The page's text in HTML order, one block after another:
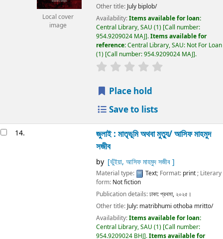
Local cover
image
Other title: July biplob/
Availability:Items available for loan:
Central Library, SAU (1) Call number:
954.9209024 MAJ .Items available for
reference:Central Library, SAU: Not For Loan
(1) Call number:954.9209024 MAJ .
Place hold
Save to lists
14. জুলাই : মাতৃভূমি অথবা মুত্যু/আসিফ মাহমুদ
সজীব
by [ভুঁইয়া, আসিফ মাহমুদ সজীব ]
Material type: Text; Format: print; Literary
form: Not fiction
Publication details:ঢাকা:প্রথমা,২০২৫।
Other title: July: matribhumi othoba mritto/
Availability:Items available for loan:
Central Library, SAU (1) Call number:
954.9209024 BHJ .Items available for